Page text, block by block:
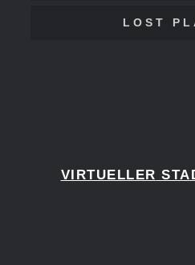
LOST
VIRTUELLER